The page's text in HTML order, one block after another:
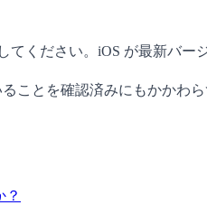
ください。iOS が最新バー
ことを確認済みにもかかわ
？